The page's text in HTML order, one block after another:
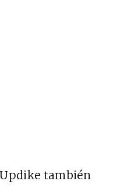
también